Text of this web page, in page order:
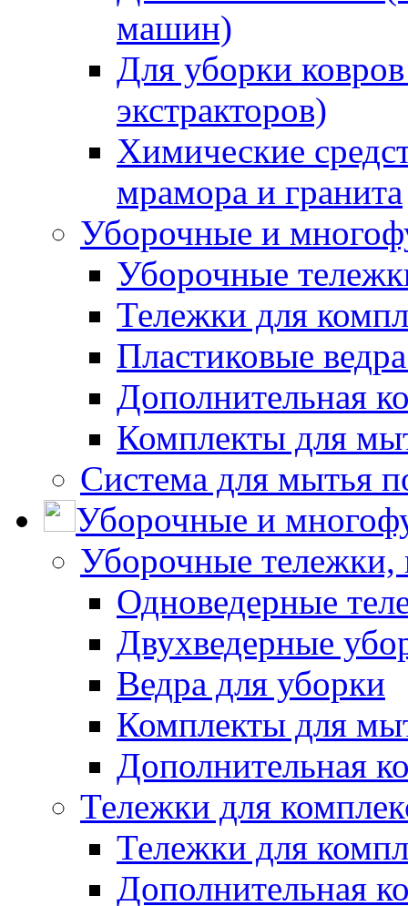
машин)
Для уборки
экстракторов)
Химические
мрамора и гранита
Уборочные и
Уборочные
Тележки для
Пластиковые
Дополнительная
Комплекты для
Система для мытья
Уборочные и
Уборочные тележки,
Одноведерные
Двухведерные
Ведра для уборки
Комплекты для
Дополнительная
Тележки для
Тележки для
Дополнительная